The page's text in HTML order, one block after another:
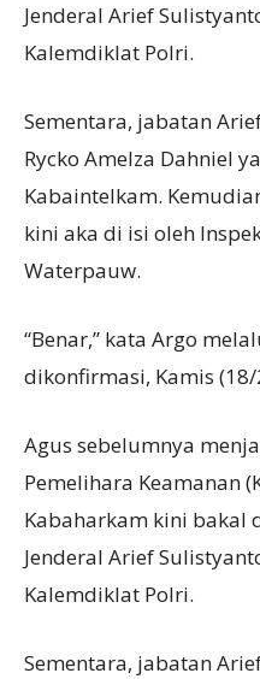
Jenderal Arief
Kalemdiklat Polri.
Sementara, jabatan
Rycko Amelza Dahniel
Kabaintelkam.
kini aka di isi oleh
Waterpauw.
“Benar,” kata Argo
dikonfirmasi, Kamis (18/
Agus sebelumnya
Pemelihara Keamanan
Kabaharkam kini bakal
Jenderal Arief
Kalemdiklat Polri.
Sementara, jabatan